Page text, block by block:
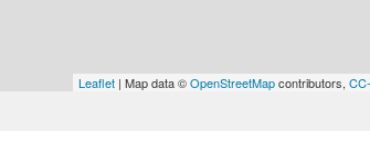
Leaflet | Map data ©OpenStreetMapcontributors,